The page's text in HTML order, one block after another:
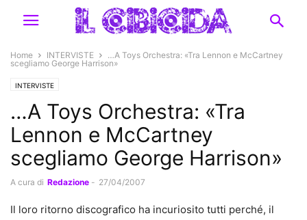
Home INTERVISTE
…A Toys Orchestra: «Tra Lennon e McCartney
scegliamo George Harrison»
INTERVISTE
…A Toys Orchestra: «Tra
Lennon e McCartney
scegliamo George Harrison»
A cura di Redazione - 27/04/2007
Il loro ritorno discografico ha incuriosito tutti perché, il